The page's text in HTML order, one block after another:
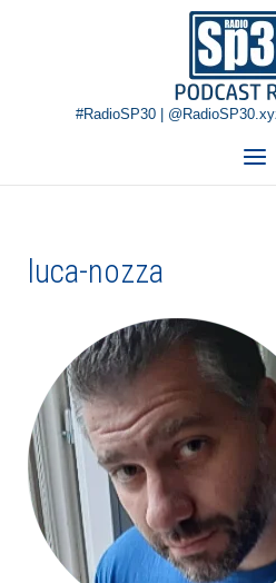
Home
#RadioSP30 |
Menu
luca-nozza